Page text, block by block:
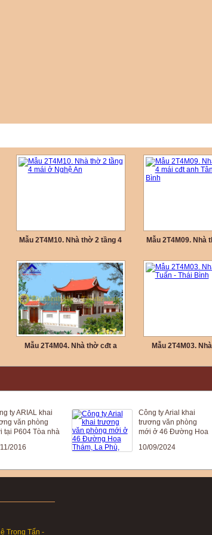
Mẫu 2T4M10. Nhà thờ 2 tầng 4
Mẫu 2T4M09. Nhà
Mẫu 2T4M04. Nhà thờ cđt a
Mẫu 2T4M03.
ARIAL khai
văn phòng
P604 Tòa nhà
HN
Công ty Arial khai
trương văn phòng
mới ở 46 Đường Hoa
Đức , Hà Nội
10/09/2024
Trọng Tấn -